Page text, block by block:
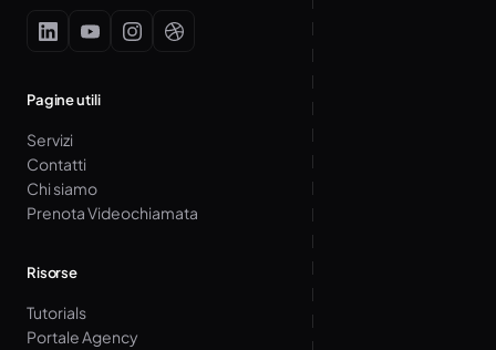
Pagine utili
Servizi
Contatti
Chi siamo
Prenota Videochiamata
Risorse
Tutorials
Portale Agency